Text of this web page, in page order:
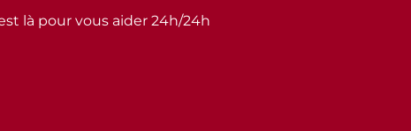
là pour vous aider 24h/24h